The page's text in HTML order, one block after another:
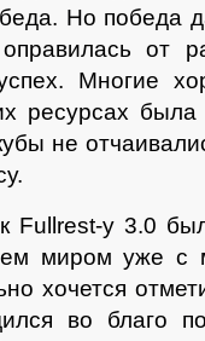
Но победа
от
Многие
ресурсах
не
Fullrest-у 3.0
миром уже с
хочется
во благо